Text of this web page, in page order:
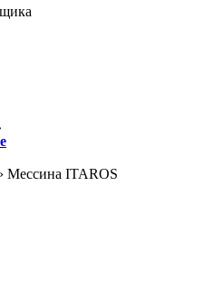
› Мессина ITAROS